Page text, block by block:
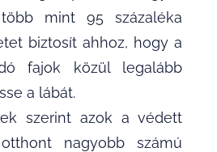
mint 95 százaléka
biztosít ahhoz, hogy a
fajok közül legalább
a lábát.
szerint azok a védett
nagyobb számú